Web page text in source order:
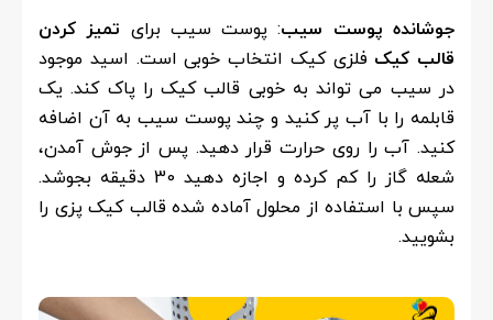
جوشانده پوست سیب: پوست سیب برای تمیز کردن
قالب کیک فلزی کیک انتخاب خوبی است. اسید موجود
در سیب می تواند به خوبی قالب کیک را پاک کند. یک
قابلمه را با آب پر کنید و چند پوست سیب به آن اضافه
کنید. آب را روی حرارت قرار دهید. پس از جوش آمدن،
شعله گاز را کم کرده و اجازه دهید 30 دقیقه بجوشد.
سپس با استفاده از محلول آماده شده قالب کیک پزی را
بشویید.